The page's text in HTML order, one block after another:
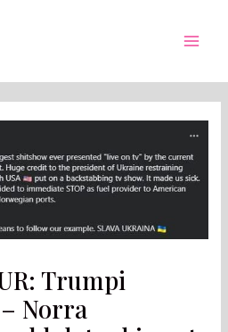
Trumpi
Norra